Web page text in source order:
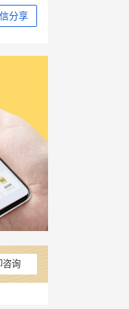
分享
咨询